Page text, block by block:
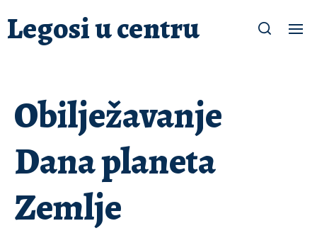
Legosi u centru
Obilježavanje
Dana planeta
Zemlje